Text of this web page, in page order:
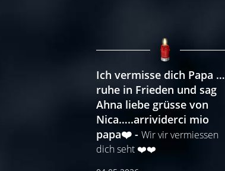
Ich vermisse dich Papa …
ruhe in Frieden und sag
Ahna liebe grüsse von
Nica…..arrividerci mio
papa❤️
Wir vir vermiessen
dich seht ❤️❤️